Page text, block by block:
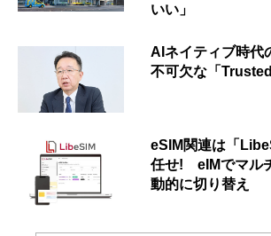
いい」
AIネイティブ時代
不可欠な「
eSIM関連は「
任せ! eIMでマル
動的に切り替え